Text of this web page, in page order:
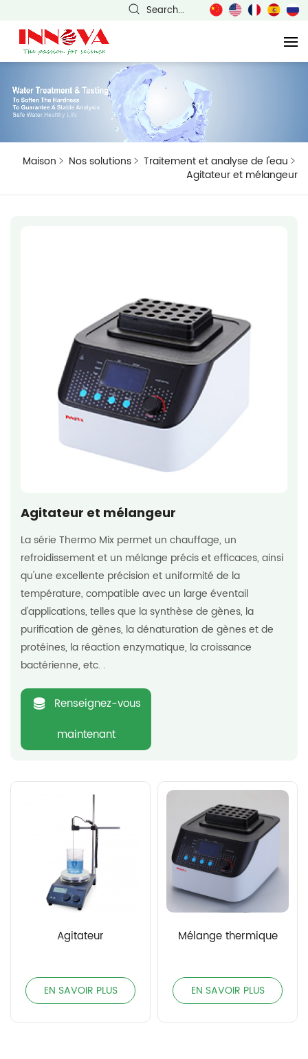
Search...
Maison Nos solutions
Traitement et analyse de l'eau
Agitateur et mélangeur
Agitateur et mélangeur
La série Thermo Mix permet un chauffage, un
refroidissement et un mélange précis et efficaces, ainsi
qu'une excellente précision et uniformité de la
température, compatible avec un large éventail
d'applications, telles que la synthèse de gènes, la
purification de gènes, la dénaturation de gènes et de
protéines, la réaction enzymatique, la croissance
bactérienne, etc. .
Renseignez-vous
maintenant
Agitateur
EN SAVOIR PLUS
Mélange thermique
EN SAVOIR PLUS